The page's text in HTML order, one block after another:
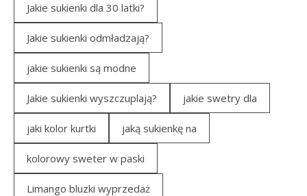
Jakie sukienki dla 30 latki?
Jakie sukienki odmładzają?
jakie sukienki są modne
Jakie sukienki wyszczuplają? jakie swetry dla
jaki kolor kurtki jaką sukienkę na
kolorowy sweter w paski
Limango bluzki wyprzedaż